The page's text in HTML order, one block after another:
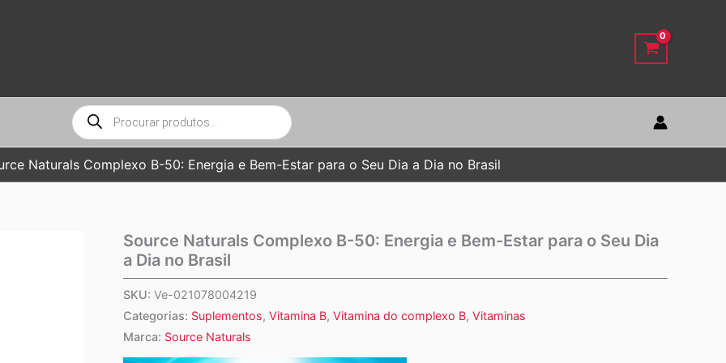
Pesquisar
produtos
Naturals Complexo B-50: Energia e Bem-Estar para o Seu Dia a Dia no Brasil
Source Naturals Complexo B-50: Energia e Bem-Estar para o Seu Dia
a Dia no Brasil
SKU: Ve-021078004219
Categorias: Suplementos, Vitamina B, Vitamina do complexo B, Vitaminas
Marca: Source Naturals